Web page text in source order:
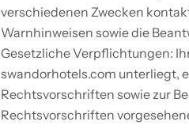
verschiedenen Zwecken
Warnhinweisen sowie die
Gesetzliche Verpflichtungen:
swandorhotels.com unterliegt,
Rechtsvorschriften sowie zur
Rechtsvorschriften